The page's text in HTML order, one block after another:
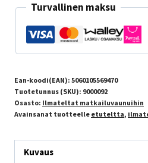
Turvallinen maksu
Ean-koodi(EAN): 5060105569470
Tuotetunnus (SKU): 9000092
Osasto: Ilmateltat matkailuvaunuihin
Avainsanat tuotteelle etuteltta,
Kuvaus